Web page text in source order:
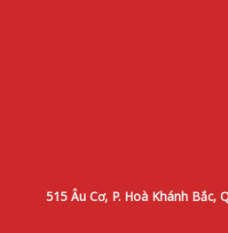
515 Âu Cơ, P. Hoà Khánh Bắc,